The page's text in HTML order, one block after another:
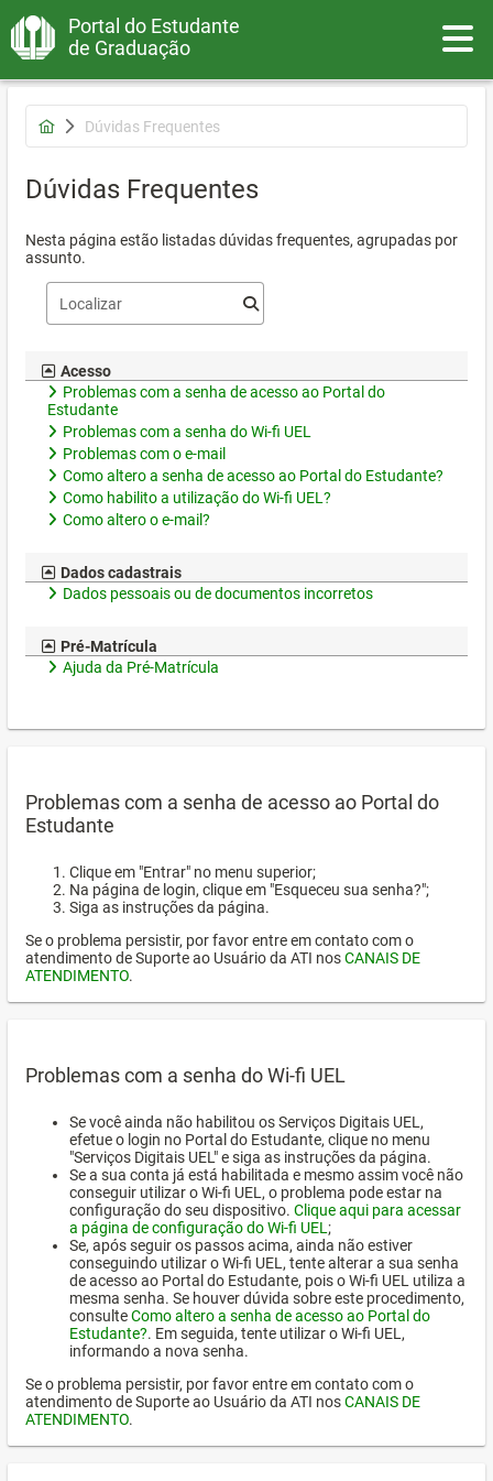
Portal do Estudante
de Graduação
Dúvidas Frequentes
Dúvidas Frequentes
Nesta página estão listadas dúvidas frequentes, agrupadas por
assunto.
Acesso
Problemas com a senha de acesso ao Portal do
Estudante
Problemas com a senha do Wi-fi UEL
Problemas com o e-mail
Como altero a senha de acesso ao Portal do Estudante?
Como habilito a utilização do Wi-fi UEL?
Como altero o e-mail?
Dados cadastrais
Dados pessoais ou de documentos incorretos
Pré-Matrícula
Ajuda da Pré-Matrícula
Problemas com a senha de acesso ao Portal do
Estudante
Clique em "Entrar" no menu superior;
Na página de login, clique em "Esqueceu sua senha?";
Siga as instruções da página.
Se o problema persistir, por favor entre em contato com o
atendimento de Suporte ao Usuário da ATI nosCANAIS DE
ATENDIMENTO.
Problemas com a senha do Wi-fi UEL
Se você ainda não habilitou os Serviços Digitais UEL,
efetue o login no Portal do Estudante, clique no menu
"Serviços Digitais UEL" e siga as instruções da página.
Se a sua conta já está habilitada e mesmo assim você não
conseguir utilizar o Wi-fi UEL, o problema pode estar na
configuração do seu dispositivo. Clique aqui para acessar
a página de configuração do Wi-fi UEL ;
Se, após seguir os passos acima, ainda não estiver
conseguindo utilizar o Wi-fi UEL, tente alterar a sua senha
de acesso ao Portal do Estudante, pois o Wi-fi UEL utiliza a
mesma senha. Se houver dúvida sobre este procedimento,
consulteComo altero a senha de acesso ao Portal do
Estudante?. Em seguida, tente utilizar o Wi-fi UEL,
informando a nova senha.
Se o problema persistir, por favor entre em contato com o
atendimento de Suporte ao Usuário da ATI nosCANAIS DE
ATENDIMENTO.